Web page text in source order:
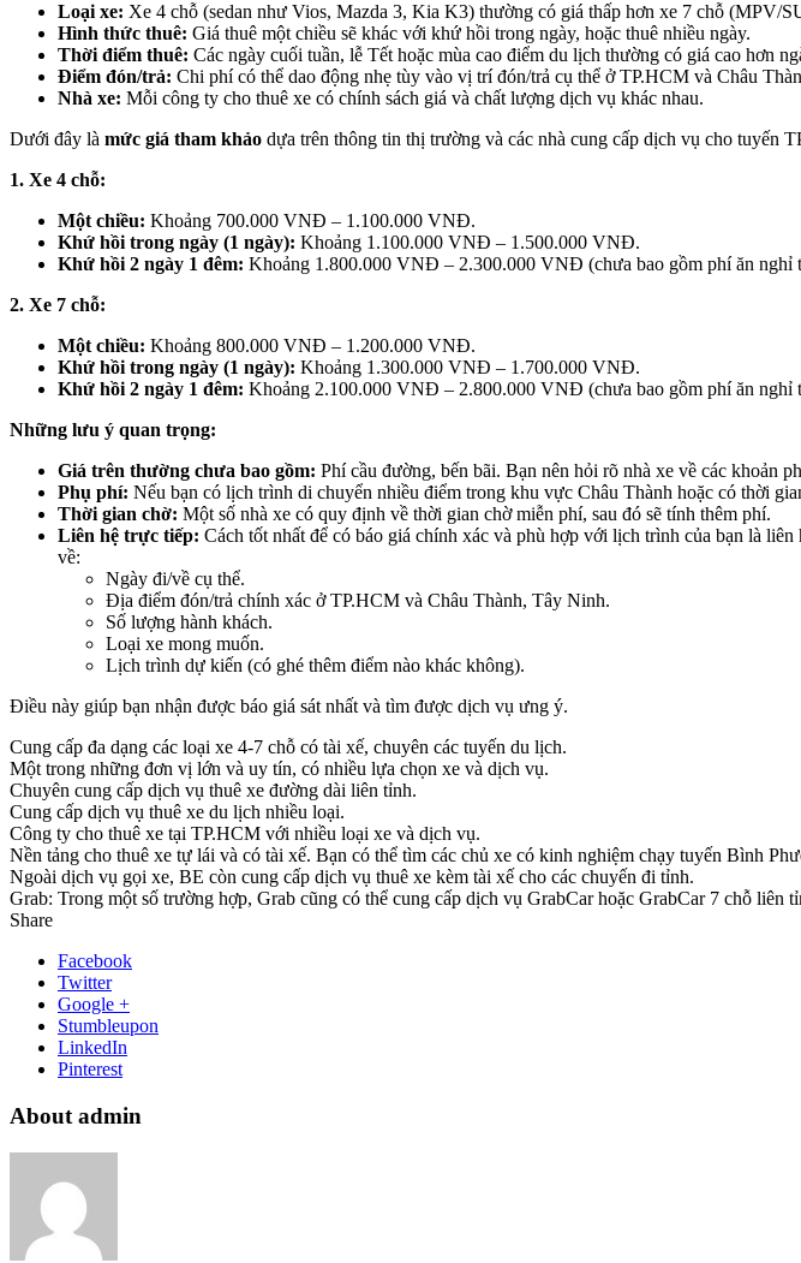
Loại xe: Xe 4 chỗ (sedan như Vios, Mazda 3, Kia K3) thường có giá thấp hơn xe 7 chỗ (MPV/
Hình thức thuê: Giá thuê một chiều sẽ khác với khứ hồi trong ngày, hoặc thuê nhiều ngày.
Thời điểm thuê: Các ngày cuối tuần, lễ Tết hoặc mùa cao điểm du lịch thường có giá cao hơn
Điểm đón/trả: Chi phí có thể dao động nhẹ tùy vào vị trí đón/trả cụ thể ở TP.HCM và Châu
Nhà xe: Mỗi công ty cho thuê xe có chính sách giá và chất lượng dịch vụ khác nhau.
Dưới đây là mức giá tham khảo dựa trên thông tin thị trường và các nhà cung cấp dịch vụ cho tuyến
1. Xe 4 chỗ:
Một chiều: Khoảng 700.000 VNĐ – 1.100.000 VNĐ.
Khứ hồi trong ngày (1 ngày): Khoảng 1.100.000 VNĐ – 1.500.000 VNĐ.
Khứ hồi 2 ngày 1 đêm: Khoảng 1.800.000 VNĐ – 2.300.000 VNĐ (chưa bao gồm phí ăn nghỉ
2. Xe 7 chỗ:
Một chiều: Khoảng 800.000 VNĐ – 1.200.000 VNĐ.
Khứ hồi trong ngày (1 ngày): Khoảng 1.300.000 VNĐ – 1.700.000 VNĐ.
Khứ hồi 2 ngày 1 đêm: Khoảng 2.100.000 VNĐ – 2.800.000 VNĐ (chưa bao gồm phí ăn nghỉ
Những lưu ý quan trọng:
Giá trên thường chưa bao gồm: Phí cầu đường, bến bãi. Bạn nên hỏi rõ nhà xe về các khoản
Phụ phí: Nếu bạn có lịch trình di chuyển nhiều điểm trong khu vực Châu Thành hoặc có thời
Thời gian chờ: Một số nhà xe có quy định về thời gian chờ miễn phí, sau đó sẽ tính thêm phí.
Liên hệ trực tiếp: Cách tốt nhất để có báo giá chính xác và phù hợp với lịch trình của bạn là
về:
Ngày đi/về cụ thể.
Địa điểm đón/trả chính xác ở TP.HCM và Châu Thành, Tây Ninh.
Số lượng hành khách.
Loại xe mong muốn.
Lịch trình dự kiến (có ghé thêm điểm nào khác không).
Điều này giúp bạn nhận được báo giá sát nhất và tìm được dịch vụ ưng ý.
Cung cấp đa dạng các loại xe 4-7 chỗ có tài xế, chuyên các tuyến du lịch.
Một trong những đơn vị lớn và uy tín, có nhiều lựa chọn xe và dịch vụ.
Chuyên cung cấp dịch vụ thuê xe đường dài liên tỉnh.
Cung cấp dịch vụ thuê xe du lịch nhiều loại.
Công ty cho thuê xe tại TP.HCM với nhiều loại xe và dịch vụ.
Nền tảng cho thuê xe tự lái và có tài xế. Bạn có thể tìm các chủ xe có kinh nghiệm chạy tuyến Bình
Ngoài dịch vụ gọi xe, BE còn cung cấp dịch vụ thuê xe kèm tài xế cho các chuyến đi tỉnh.
Grab: Trong một số trường hợp, Grab cũng có thể cung cấp dịch vụ GrabCar hoặc GrabCar 7 chỗ liên
Share
Facebook
Twitter
Google +
Stumbleupon
LinkedIn
Pinterest
About admin